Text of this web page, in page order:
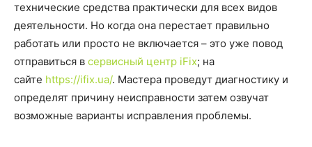
технические средства практически для всех видов
деятельности. Но когда она перестает правильно
работать или просто не включается – это уже повод
отправиться в сервисный центр iFix; на
сайте https://ifix.ua/. Мастера проведут диагностику и
определят причину неисправности затем озвучат
возможные варианты исправления проблемы.